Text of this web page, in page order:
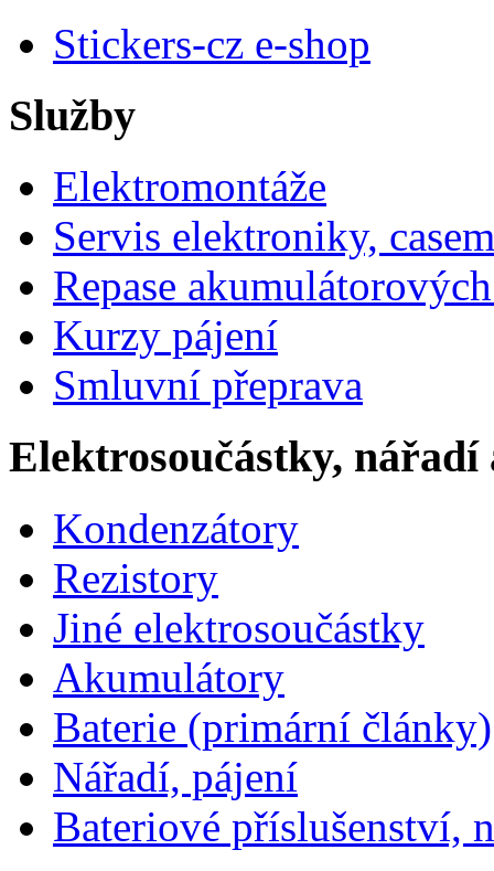
Stickers-cz e-shop
Služby
Elektromontáže
Servis elektroniky,
Repase
Kurzy pájení
Smluvní přeprava
Elektrosoučástky, nářadí
Kondenzátory
Rezistory
Jiné elektrosoučástky
Akumulátory
Baterie (primární články)
Nářadí, pájení
Bateriové příslušenství,